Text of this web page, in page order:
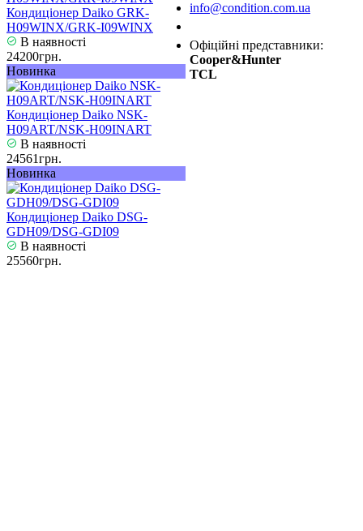
Кондиціонер Daiko GRK-
H09WINX/GRK-I09WINX
В наявності
24200грн.
Новинка
Кондиціонер Daiko NSK-
H09ART/NSK-H09INART
В наявності
24561грн.
Новинка
Кондиціонер Daiko DSG-
GDH09/DSG-GDI09
В наявності
25560грн.
info@condition.com.ua
Офіційні представники:
Cooper&Hunter
TCL